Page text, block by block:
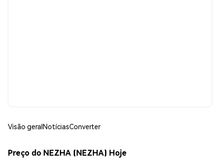
Visão geralNotíciasConverter
Preço do NEZHA (NEZHA) Hoje